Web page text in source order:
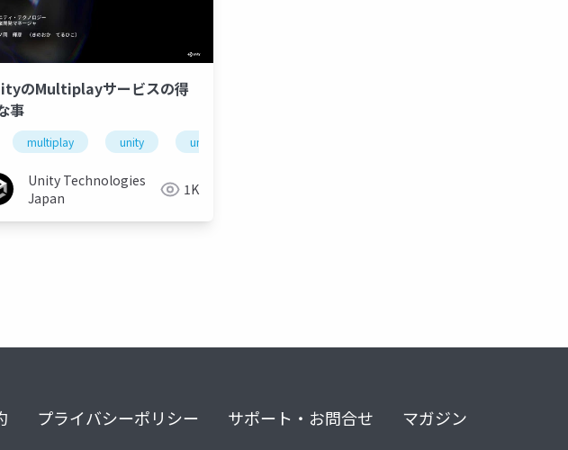
server management
defender for cloud group policy
のMultiplayサービスの得
事
multiplay unity unity3d
Unity Technologies
Japan
1K
プライバシーポリシー サポート・お問合せ マガジン